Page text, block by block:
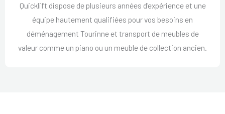
Quicklift dispose de plusieurs années d'expérience et une
équipe hautement qualifiées pour vos besoins en
déménagement Tourinne et transport de meubles de
valeur comme un piano ou un meuble de collection ancien.